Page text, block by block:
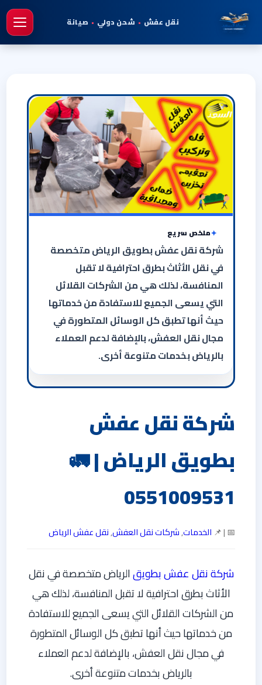
نقل عفش • شحن دولي • صيانة
ملخص سريع
شركة نقل عفش بطويق الرياض متخصصة
في نقل الأثاث بطرق احترافية لا تقبل
المنافسة، لذلك هي من الشركات القلائل
التي يسعى الجميع للاستفادة من خدماتها
حيث أنها تطبق كل الوسائل المتطورة في
مجال نقل العفش، بالإضافة لدعم العملاء
بالرياض بخدمات متنوعة أخرى.
شركة نقل عفش
بطويق الرياض | 🚛
0551009531
📅 | 📌 الخدمات,شركات نقل العفش,نقل عفش الرياض
شركة نقل عفش بطويقالرياض متخصصة في نقل
الأثاث بطرق احترافية لا تقبل المنافسة، لذلك هي
من الشركات القلائل التي يسعى الجميع للاستفادة
من خدماتها حيث أنها تطبق كل الوسائل المتطورة
في مجال نقل العفش، بالإضافة لدعم العملاء
بالرياض بخدمات متنوعة أخرى.